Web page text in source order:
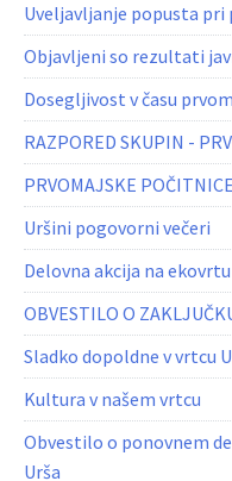
Uveljavljanje popusta
Objavljeni so rezultati
Dosegljivost v času
RAZPORED SKUPIN -
PRVOMAJSKE
Uršini pogovorni večeri
Delovna akcija na
OBVESTILO O
Sladko dopoldne v vrtcu
Kultura v našem vrtcu
Obvestilo o ponovnem
Urša